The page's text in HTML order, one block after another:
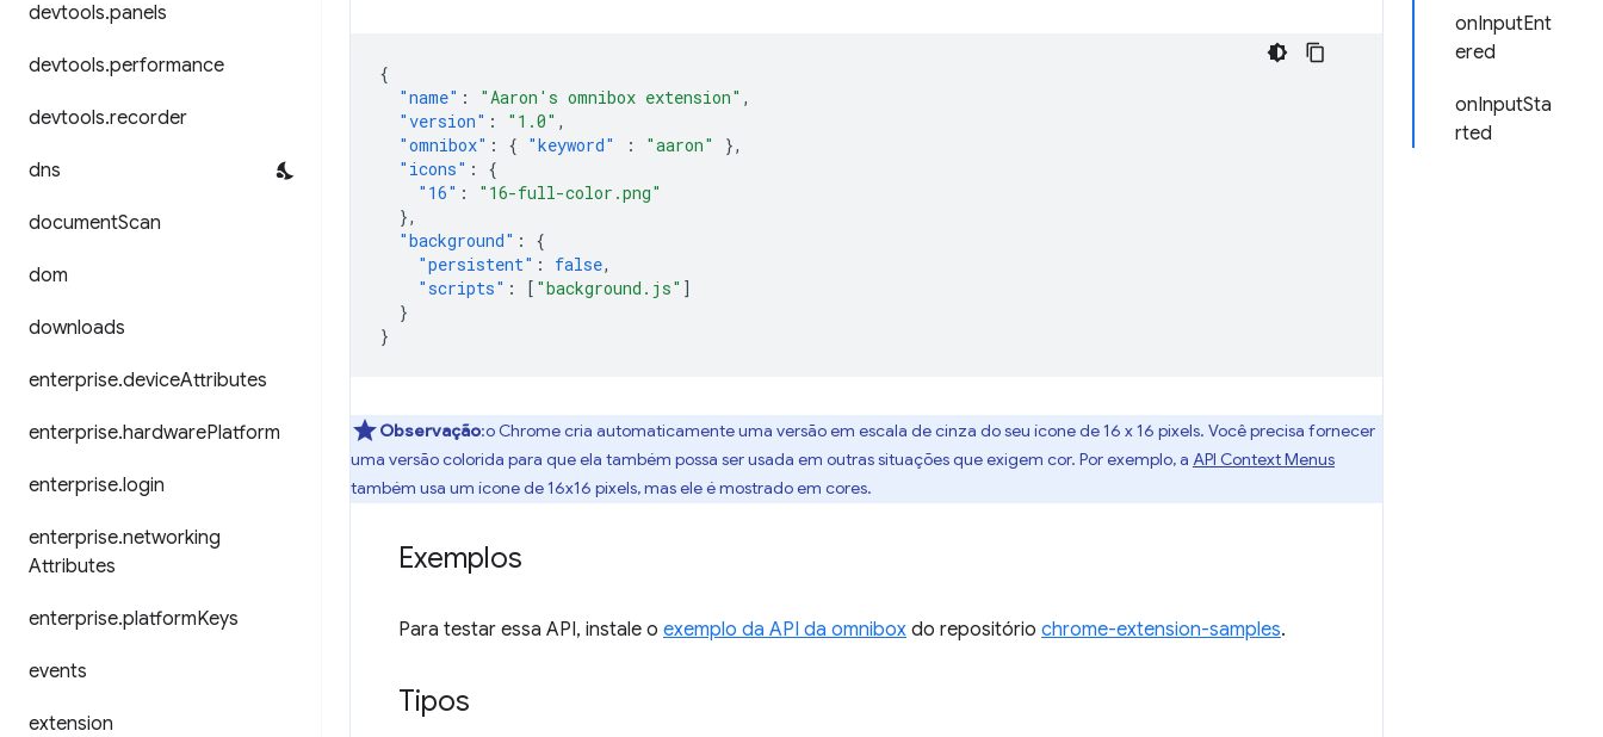
devtools.panels
devtools.performance
devtools.recorder
dns
documentScan
dom
downloads
enterprise.deviceAttributes
enterprise.hardwarePlatform
enterprise.login
enterprise.networking
Attributes
enterprise.platformKeys
events
extension
onInputEnt
ered
onInputSta
rted
{
"name" : "Aaron's omnibox extension" ,
"version" : "1.0" ,
"omnibox" : { "keyword" : "aaron"
},
"icons" :
{
"16" :
"16-full-color.png"
},
"background" :
{
"persistent" : false,
"scripts" : [ "background.js" ]
}
}
Observação:o Chrome cria automaticamente uma versão em escala de cinza do seu ícone de 16 x 16 pixels. Você precisa fornecer
uma versão colorida para que ela também possa ser usada em outras situações que exigem cor. Por exemplo, a API Context Menus
também usa um ícone de 16x16 pixels, mas ele é mostrado em cores.
Exemplos
Para testar essa API, instale o exemplo da API da omnibox do repositório chrome-extension-samples.
Tipos